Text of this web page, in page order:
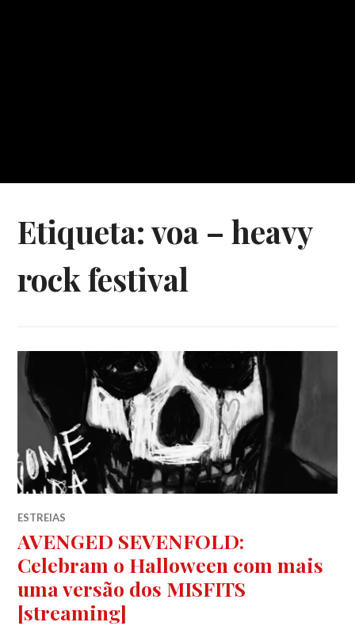
Etiqueta:voa – heavy
rock festival
ESTREIAS
AVENGED SEVENFOLD:
Celebram o Halloween com mais
uma versão dos MISFITS
[streaming]